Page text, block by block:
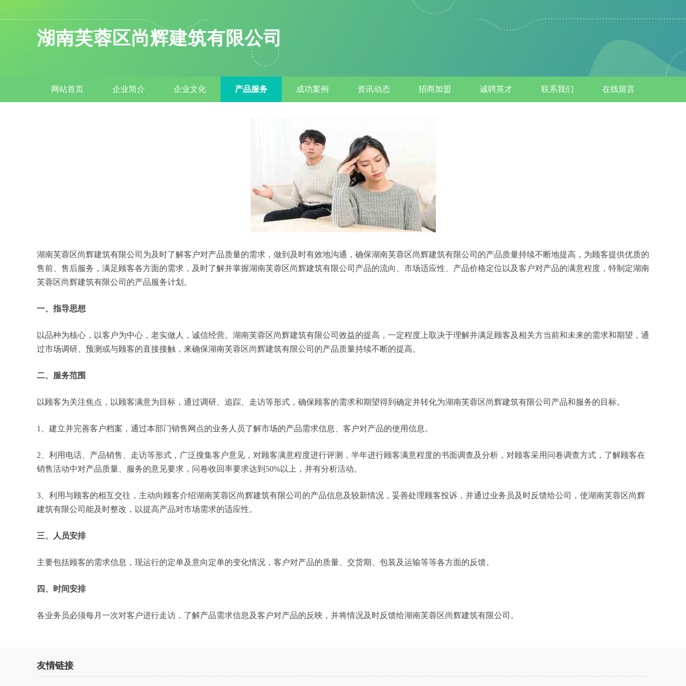
湖南芙蓉区尚辉建筑有限公司
网站首页 企业简介 企业文化 产品服务 成功案例 资讯动态 招商加盟 诚聘英才 联系我们 在线留言
湖南芙蓉区尚辉建筑有限公司为及时了解客户对产品质量的需求，做到及时有效地沟通，确保湖南芙蓉区尚辉建筑有限公司的产品质量持续不断地提高，为顾客提供优质的
售前、售后服务，满足顾客各方面的需求，及时了解并掌握湖南芙蓉区尚辉建筑有限公司产品的流向、市场适应性、产品价格定位以及客户对产品的满意程度，特制定湖南
芙蓉区尚辉建筑有限公司的产品服务计划。
一、指导思想
以品种为核心，以客户为中心，老实做人，诚信经营。湖南芙蓉区尚辉建筑有限公司效益的提高，一定程度上取决于理解并满足顾客及相关方当前和未来的需求和期望，通
过市场调研、预测或与顾客的直接接触，来确保湖南芙蓉区尚辉建筑有限公司的产品质量持续不断的提高。
二、服务范围
以顾客为关注焦点，以顾客满意为目标，通过调研、追踪、走访等形式，确保顾客的需求和期望得到确定并转化为湖南芙蓉区尚辉建筑有限公司产品和服务的目标。
1、建立并完善客户档案，通过本部门销售网点的业务人员了解市场的产品需求信息、客户对产品的使用信息。
2、利用电话、产品销售、走访等形式，广泛搜集客户意见，对顾客满意程度进行评测，半年进行顾客满意程度的书面调查及分析，对顾客采用问卷调查方式，了解顾客在
销售活动中对产品质量、服务的意见要求，问卷收回率要求达到50%以上，并有分析活动。
3、利用与顾客的相互交往，主动向顾客介绍湖南芙蓉区尚辉建筑有限公司的产品信息及较新情况，妥善处理顾客投诉，并通过业务员及时反馈给公司，使湖南芙蓉区尚辉
建筑有限公司能及时整改，以提高产品对市场需求的适应性。
三、人员安排
主要包括顾客的需求信息，现运行的定单及意向定单的变化情况，客户对产品的质量、交货期、包装及运输等等各方面的反馈。
四、时间安排
各业务员必须每月一次对客户进行走访，了解产品需求信息及客户对产品的反映，并将情况及时反馈给湖南芙蓉区尚辉建筑有限公司。
友情链接